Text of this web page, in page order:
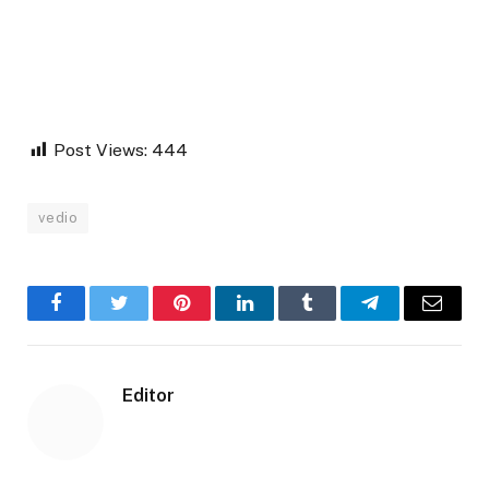
Post Views: 444
vedio
FacebookTwitter PinterestLinkedInTumblr TelegramEmail
Editor